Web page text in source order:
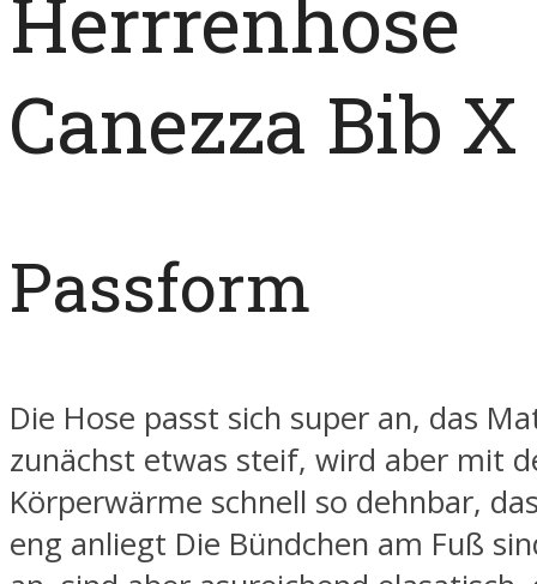
Herrrenhose
Canezza Bib
Passform
Die Hose passt sich super an, das
zunächst etwas steif, wird aber mit
Körperwärme schnell so dehnbar,
eng anliegt Die Bündchen am Fuß